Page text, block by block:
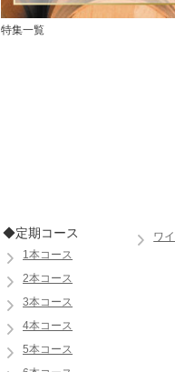
特集一覧
◆定期コース
1本コース
2本コース
3本コース
4本コース
5本コース
ワ